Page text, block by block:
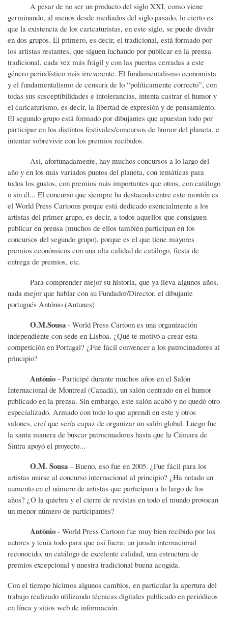
A pesar de no ser un producto del siglo XXI, como viene
germinando, al menos desde mediados del siglo pasado, lo cierto es
que la existencia de los caricaturistas, en este siglo, se puede dividir
en dos grupos. El primero, es decir, el tradicional, está formado por
los artistas restantes, que siguen luchando por publicar en la prensa
tradicional, cada vez más frágil y con las puertas cerradas a este
género periodístico más irreverente. El fundamentalismo economista
y el fundamentalismo de censura de lo “políticamente correcto”, con
todas sus susceptibilidades e intolerancias, intenta castrar el humor y
el caricaturismo, es decir, la libertad de expresión y de pensamiento.
El segundo grupo está formado por dibujantes que apuestan todo por
participar en los distintos festivales/concursos de humor del planeta, e
intentar sobrevivir con los premios recibidos.
Así, afortunadamente, hay muchos concursos a lo largo del
año y en los más variados puntos del planeta, con temáticas para
todos los gustos, con premios más importantes que otros, con catálogo
o sin él... El concurso que siempre ha destacado entre este montón es
el World Press Cartoons porque está dedicado esencialmente a los
artistas del primer grupo, es decir, a todos aquellos que consiguen
publicar en prensa (muchos de ellos también participan en los
concursos del segundo grupo), porque es el que tiene mayores
premios económicos con una alta calidad de catálogo, fiesta de
entrega de premios, etc.
Para comprender mejor su historia, que ya lleva algunos años,
nada mejor que hablar con su Fundador/Director, el dibujante
portugués António (Antunes)
O.M.Sousa - World Press Cartoon es una organización
independiente con sede en Lisboa. ¿Qué te motivó a crear esta
competición en Portugal? ¿Fue fácil convencer a los patrocinadores al
principio?
António - Participé durante muchos años en el Salón
Internacional de Montreal (Canadá), un salón centrado en el humor
publicado en la prensa. Sin embargo, este salón acabó y no quedó otro
especializado. Armado con todo lo que aprendí en este y otros
salones, creí que sería capaz de organizar un salón global. Luego fue
la santa manera de buscar patrocinadores hasta que la Cámara de
Sintra apoyó el proyecto...
O.M. Sousa – Bueno, eso fue en 2005. ¿Fue fácil para los
artistas unirse al concurso internacional al principio? ¿Ha notado un
aumento en el número de artistas que participan a lo largo de los
años? ¿O la quiebra y el cierre de revistas en todo el mundo provocan
un menor número de participantes?
António - World Press Cartoon fue muy bien recibido por los
autores y tenía todo para que así fuera: un jurado internacional
reconocido, un catálogo de excelente calidad, una estructura de
premios excepcional y nuestra tradicional buena acogida.
Con el tiempo hicimos algunos cambios, en particular la apertura del
trabajo realizado utilizando técnicas digitales publicado en periódicos
en línea y sitios web de información.